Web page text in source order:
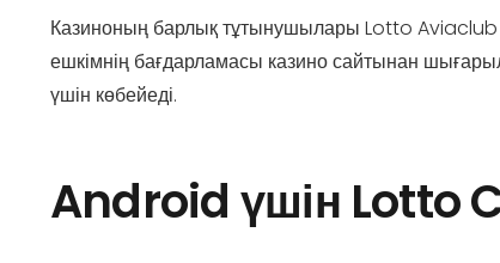
Казиноның барлық тұтынушылары Lotto Aviaclub
ешкімнің бағдарламасы казино сайтынан
үшін көбейеді.
Android үшін Lotto